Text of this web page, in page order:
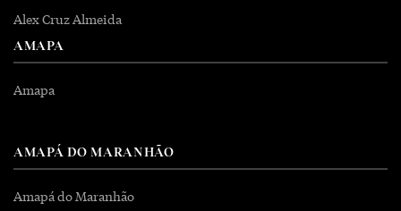
Alex Cruz Almeida
AMAPA
Amapa
AMAPÁ DO MARANHÃO
Amapá do Maranhão